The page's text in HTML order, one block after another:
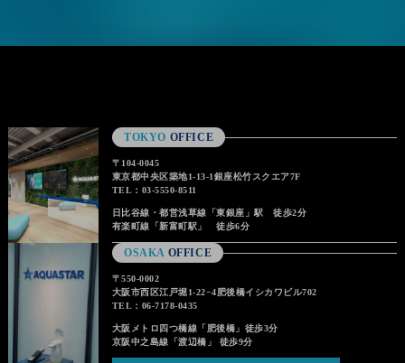
TOKYO OFFICE
〒104-0045
東京都中央区築地1-13-1銀座松竹スクエア7F
TEL：03-5550-8511
日比谷線・都営浅草線「東銀座」駅 徒歩2分
有楽町線「新富町駅」 徒歩6分
OSAKA OFFICE
〒550-0002
大阪市西区江戸堀1-22−4肥後橋イシカワビル702
TEL：06-7178-0435
大阪メトロ四つ橋線「肥後橋」徒歩3分
京阪中之島線「渡辺橋」 徒歩9分